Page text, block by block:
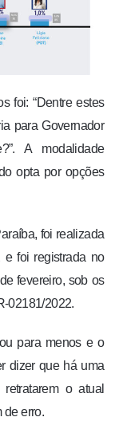
foi: “Dentre estes
para Governador
A modalidade
opta por opções
foi realizada
foi registrada no
fevereiro, sob os
02181/2022.
para menos e o
dizer que há uma
o atual
de erro.